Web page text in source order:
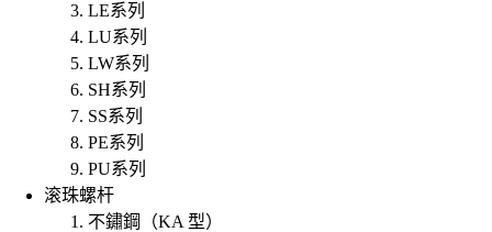
LE系列
LU系列
LW系列
SH系列
SS系列
PE系列
PU系列
滚珠螺杆
不鏽鋼（KA 型）